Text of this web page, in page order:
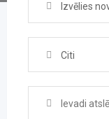
Izvēlies
Citi